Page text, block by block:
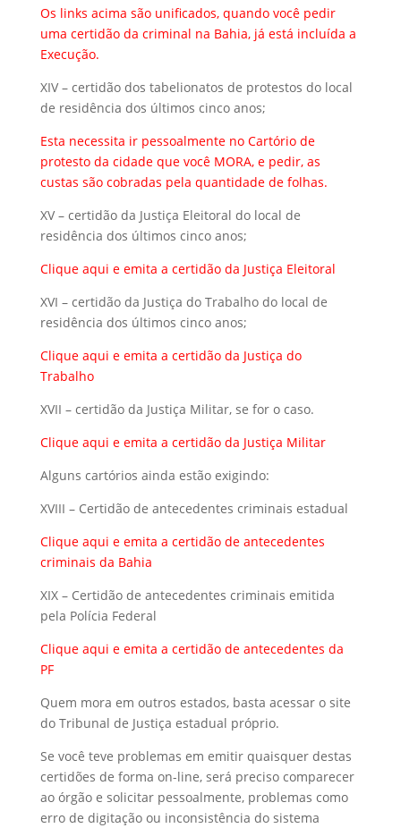
Os links acima são unificados, quando você pedir
uma certidão da criminal na Bahia, já está incluída a
Execução.
XIV – certidão dos tabelionatos de protestos do local
de residência dos últimos cinco anos;
Esta necessita ir pessoalmente no Cartório de
protesto da cidade que você MORA, e pedir, as
custas são cobradas pela quantidade de folhas.
XV – certidão da Justiça Eleitoral do local de
residência dos últimos cinco anos;
Clique aqui e emita a certidão da Justiça Eleitoral
XVI – certidão da Justiça do Trabalho do local de
residência dos últimos cinco anos;
Clique aqui e emita a certidão da Justiça do
Trabalho
XVII – certidão da Justiça Militar, se for o caso.
Clique aqui e emita a certidão da Justiça Militar
Alguns cartórios ainda estão exigindo:
XVIII – Certidão de antecedentes criminais estadual
Clique aqui e emita a certidão de antecedentes
criminais da Bahia
XIX – Certidão de antecedentes criminais emitida
pela Polícia Federal
Clique aqui e emita a certidão de antecedentes da
PF
Quem mora em outros estados, basta acessar o site
do Tribunal de Justiça estadual próprio.
Se você teve problemas em emitir quaisquer destas
certidões de forma on-line, será preciso comparecer
ao órgão e solicitar pessoalmente, problemas como
erro de digitação ou inconsistência do sistema